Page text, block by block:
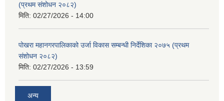
(प्रथम संशोधन २०८२)
मिति: 02/27/2026 - 14:00
पोखरा महानगरपालिकाको उर्जा विकास सम्बन्धी निर्देशिका २०७५ (प्रथम
संशोधन २०८२)
मिति: 02/27/2026 - 13:59
अन्य